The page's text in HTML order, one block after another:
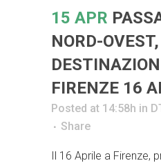
15 APR
NORD-OVEST,
FIRENZE 16
Posted at 14:58h in
Share
Il 16 Aprile a Firenze,